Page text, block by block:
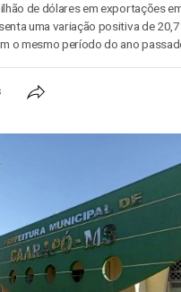
de dólares em exportações
uma variação positiva de
o mesmo período do ano